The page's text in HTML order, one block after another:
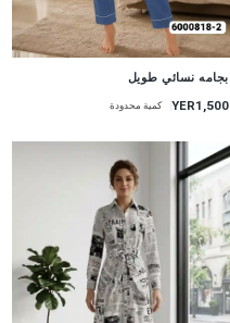
بجامه نسائي طويل
YER1,500 كمية محدودة